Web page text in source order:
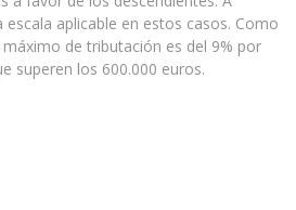
aplicable en estos casos. Como
de tributación es del 9% por
superen los 600.000 euros.